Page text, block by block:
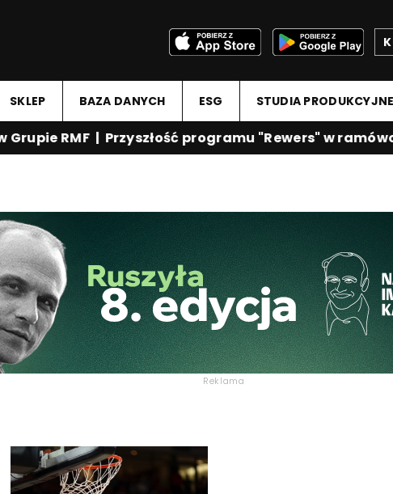
SKLEP BAZA DANYCH ESG STUDIA PRODUKCYJNE
RMF | Przyszłość programu "Rewers" w
Reklama